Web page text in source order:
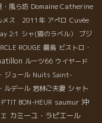
・風ら坊 Domaine Catherine
メス 2011年 アぺロ Cuvée
2:1 シャ(猫のラベル）
ブジ
ROUGE 霧島 ビストロ・
ルーツ66 ウイヤード
ジュール Nuits Saint-
ルデール 若林ご夫妻 シャト
BON-HEUR saumur 沖
カミーユ・ラピエール